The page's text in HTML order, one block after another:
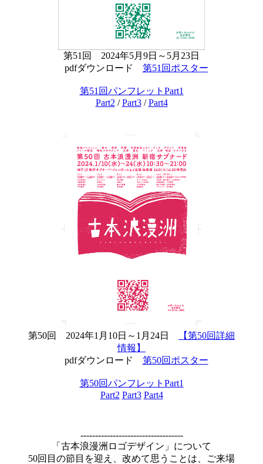
第51回 2024年5月9日～5月23日
pdfダウンロード 第51回ポスター
第51回パンフレットPart1
Part2 /Part3/Part4
第50回 2024年1月10日～1月24日
【第50回詳細
情報】
pdfダウンロード 第50回ポスター
第50回パンフレットPart1
Part2 Part3 Part4
-----------------------------------
「古本浪漫洲ロゴデザイン」について
50回目の節目を迎え、改めて思うことは、ご来場